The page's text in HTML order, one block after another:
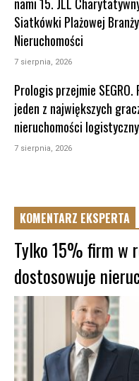
Siatkówki Plażowej Branży
Nieruchomości
7 sierpnia, 2026
Prologis przejmie
jeden z największych
nieruchomości
7 sierpnia, 2026
KOMENTARZ EKSPERTA
Tylko 15% firm w
dostosowuje